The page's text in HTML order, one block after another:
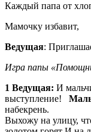
Каждый
Мамочку избавит,
Ведущая:
Игра папы
1 Ведущая: И
выступление!
набекрень.
Выхожу на улицу,